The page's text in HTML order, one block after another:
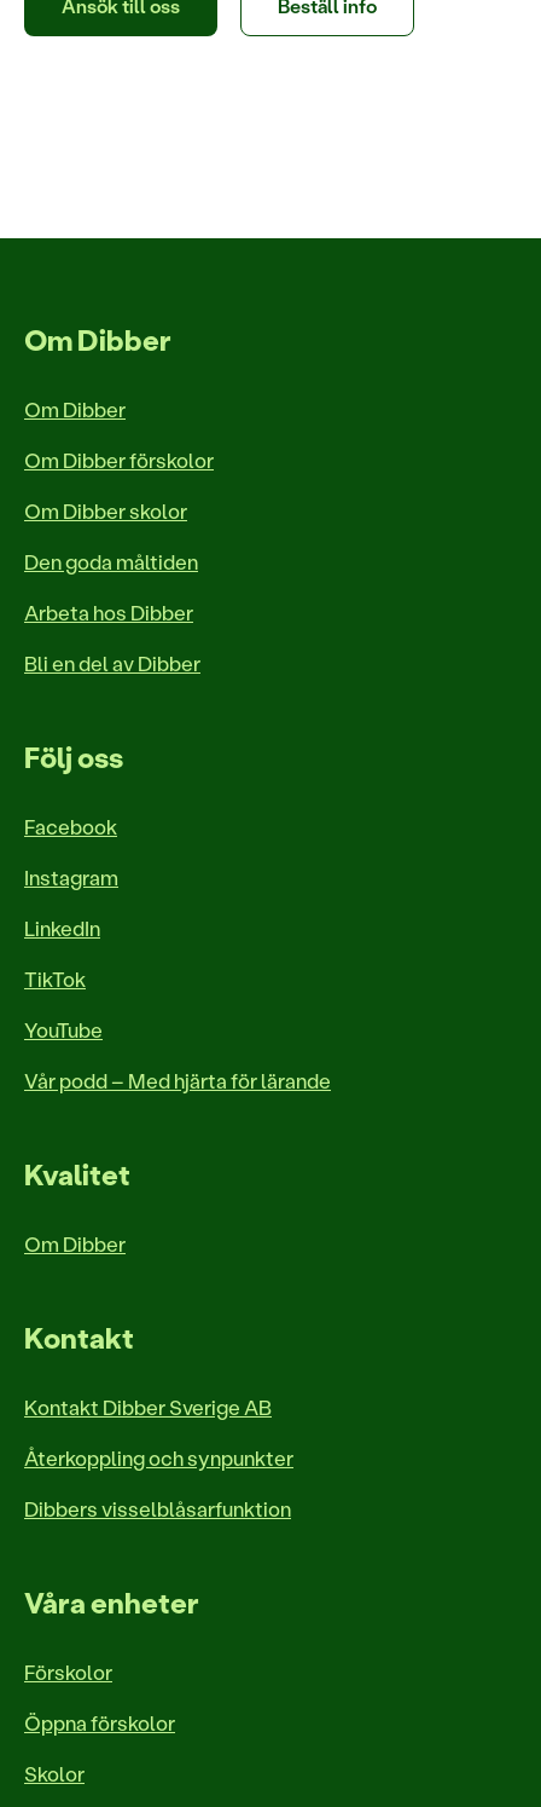
Ansök till oss Beställ info
Om Dibber
Om Dibber
Om Dibber förskolor
Om Dibber skolor
Den goda måltiden
Arbeta hos Dibber
Bli en del av Dibber
Följ oss
Facebook
Instagram
LinkedIn
TikTok
YouTube
Vår podd – Med hjärta för lärande
Kvalitet
Om Dibber
Kontakt
Kontakt Dibber Sverige AB
Återkoppling och synpunkter
Dibbers visselblåsarfunktion
Våra enheter
Förskolor
Öppna förskolor
Skolor